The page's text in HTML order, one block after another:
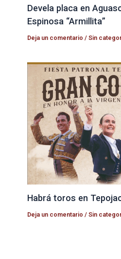
Devela placa en
Espinosa “Armillita”
Deja un comentario /Sin
Habrá toros en
Deja un comentario /Sin